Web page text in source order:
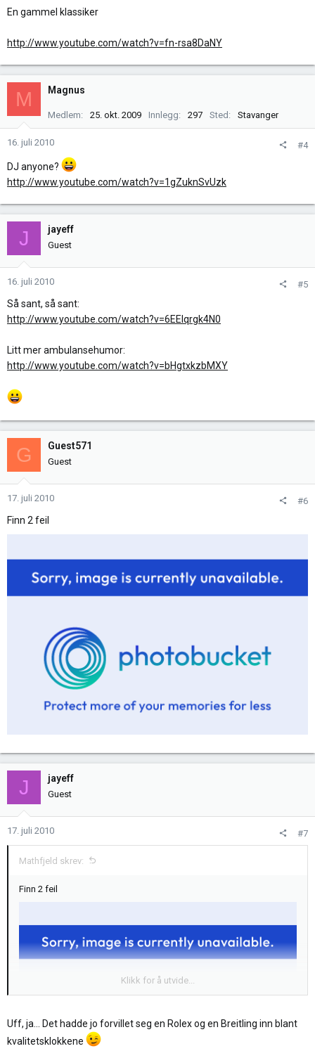
En gammel klassiker
http://www.youtube.com/watch?v=fn-rsa8DaNY
M Magnus
Medlem 25. okt. 2009 Innlegg 297 Sted Stavanger
16. juli 2010 #4
DJ anyone?
http://www.youtube.com/watch?v=1gZuknSvUzk
J jayeff
Guest
16. juli 2010 #5
Så sant, så sant:
http://www.youtube.com/watch?v=6EElqrgk4N0
Litt mer ambulansehumor:
http://www.youtube.com/watch?v=bHgtxkzbMXY
G Guest571
Guest
17. juli 2010 #6
Finn 2 feil
J jayeff
Guest
17. juli 2010 #7
Mathfjeld skrev:
Finn 2 feil
Klikk for å utvide...
Uff, ja... Det hadde jo forvillet seg en Rolex og en Breitling inn blant
kvalitetsklokkene